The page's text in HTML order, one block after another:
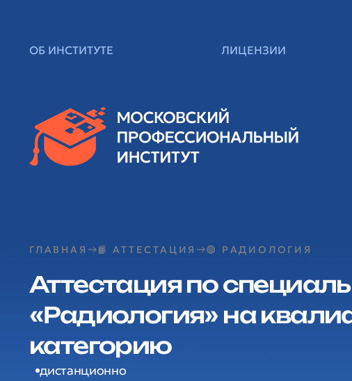
ОБ ИНСТИТУТЕ ЛИЦЕНЗИИ
ГЛАВНАЯ 📙 АТТЕСТАЦИЯ 🟢 РАДИОЛОГИЯ
Аттестация по
«Радиология» на
категорию
дистанционно